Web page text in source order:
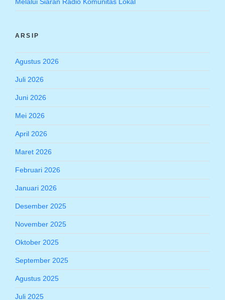
ARSIP
Agustus 2026
Juli 2026
Juni 2026
Mei 2026
April 2026
Maret 2026
Februari 2026
Januari 2026
Desember 2025
November 2025
Oktober 2025
September 2025
Agustus 2025
Juli 2025